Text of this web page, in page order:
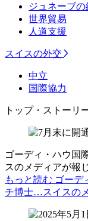
ジュネーブの
世界貿易
人道支援
スイスの外交
中立
国際協力
トップ・ストーリ
ゴーディ・ハウ国
スのメディアが報
もっと読む ゴーデ
チ博士…スイスの